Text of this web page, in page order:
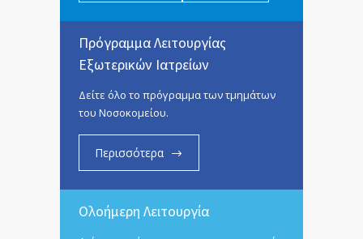
Πρόγραμμα Λειτουργίας
Εξωτερικών Ιατρείων
Δείτε όλο το πρόγραμμα των τμημάτων
του Νοσοκομείου.
Περισσότερα
Ολοήμερη Λειτουργία